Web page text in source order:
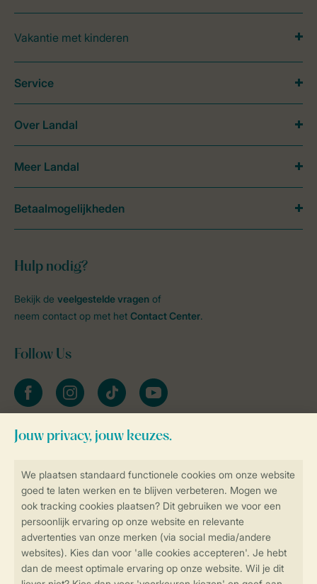
Veilig en snel online boeken
Veilige gegevensoverdracht
Veilige betaling
Vakantie met kinderen
Hulp nodig?
Bekijk de veelgestelde vragen of
neem contact op met het Contact Center.
Follow Us
facebookinstagramtiktok youtube
Blijf op de hoogte
Service
Over Landal
Meer Landal
Betaalmogelijkheden